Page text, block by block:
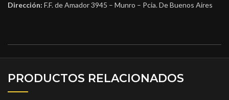
Dirección: F.F. de Amador 3945 – Munro – Pcia. De Buenos Aires
PRODUCTOS RELACIONADOS